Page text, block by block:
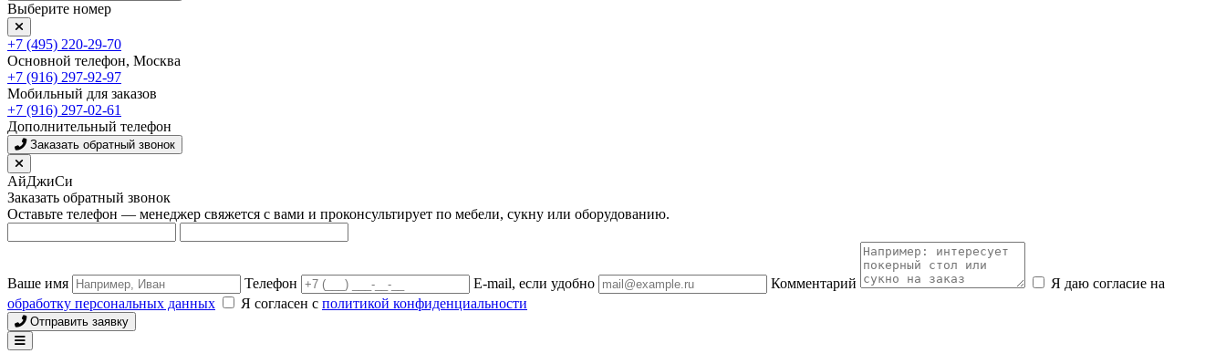
Выберите номер
+7 (495) 220-29-70
Основной телефон, Москва
+7 (916) 297-92-97
Мобильный для заказов
+7 (916) 297-02-61
Дополнительный телефон
Заказать обратный звонок
АйДжиСи
Заказать обратный звонок
Оставьте телефон — менеджер свяжется с вами и проконсультирует по мебели, сукну или оборудованию.
Ваше имя Телефон E-mail, если удобно Комментарий
Я даю согласие на
обработку персональных данных
Я согласен с политикой конфиденциальности
Отправить заявку